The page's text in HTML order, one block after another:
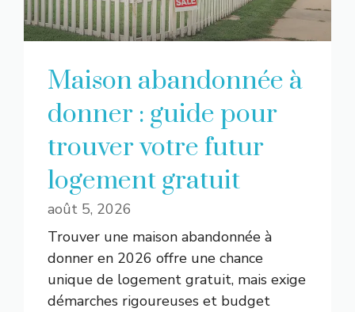
Maison abandonnée à
donner : guide pour
trouver votre futur
logement gratuit
août 5, 2026
Trouver une maison abandonnée à
donner en 2026 offre une chance
unique de logement gratuit, mais exige
démarches rigoureuses et budget